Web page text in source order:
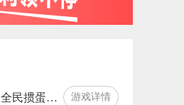
全民掼蛋… 游戏详情